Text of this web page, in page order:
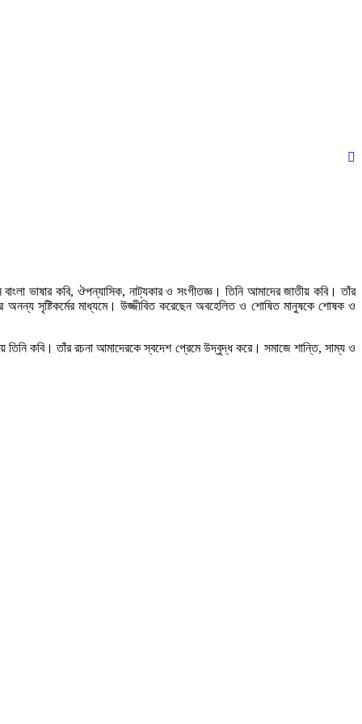
ভাষার কবি, ঔপন্যাসিক, নাট্যকার ও সংগীতজ্ঞ। তিনি আমাদের জাতীয় কবি। তাঁর
অনন্য সৃষ্টিকর্মের মাধ্যমে। উজ্জীবিত করেছেন অবহেলিত ও শোষিত মানুষকে শোষক ও
তিনি কবি। তাঁর রচনা আমাদেরকে স্বদেশ প্রেমে উদ্বুদ্ধ করে। সমাজে শান্তি, সাম্য ও